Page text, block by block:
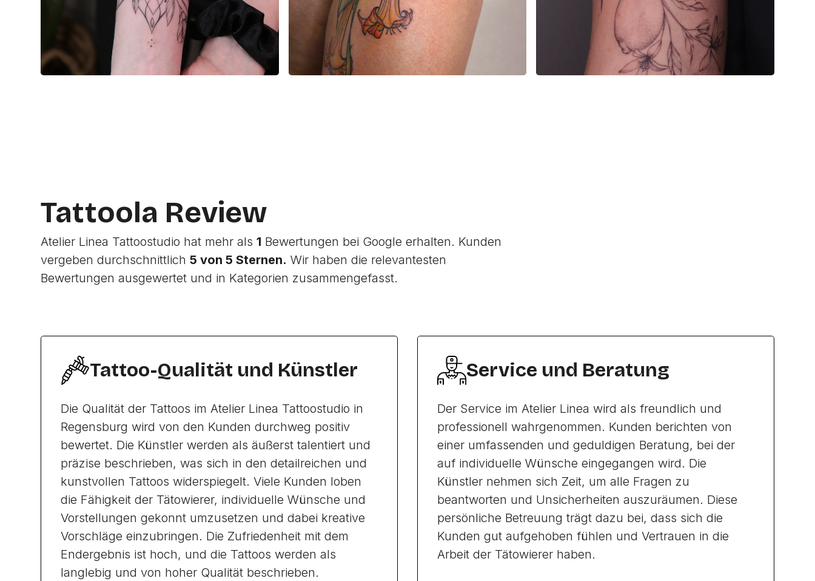
Tattoola Review
Atelier Linea Tattoostudio hat mehr als1 Bewertungen bei Google erhalten. Kunden
vergeben durchschnittlich5 von 5 Sternen. Wir haben die relevantesten
Bewertungen ausgewertet und in Kategorien zusammengefasst.
Tattoo-Qualität und Künstler
Die Qualität der Tattoos im Atelier Linea Tattoostudio in
Regensburg wird von den Kunden durchweg positiv
bewertet. Die Künstler werden als äußerst talentiert und
präzise beschrieben, was sich in den detailreichen und
kunstvollen Tattoos widerspiegelt. Viele Kunden loben
die Fähigkeit der Tätowierer, individuelle Wünsche und
Vorstellungen gekonnt umzusetzen und dabei kreative
Vorschläge einzubringen. Die Zufriedenheit mit dem
Endergebnis ist hoch, und die Tattoos werden als
langlebig und von hoher Qualität beschrieben.
Service und Beratung
Der Service im Atelier Linea wird als freundlich und
professionell wahrgenommen. Kunden berichten von
einer umfassenden und geduldigen Beratung, bei der
auf individuelle Wünsche eingegangen wird. Die
Künstler nehmen sich Zeit, um alle Fragen zu
beantworten und Unsicherheiten auszuräumen. Diese
persönliche Betreuung trägt dazu bei, dass sich die
Kunden gut aufgehoben fühlen und Vertrauen in die
Arbeit der Tätowierer haben.